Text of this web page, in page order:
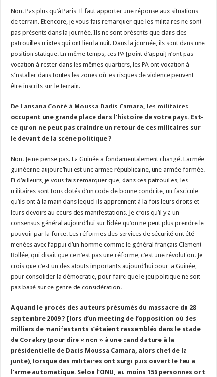
Non. Pas plus qu’à Paris. Il faut apporter une réponse aux situations
de terrain. Et encore, je vous fais remarquer que les militaires ne sont
pas présents dans la journée. Ils ne sont présents que dans des
patrouilles mixtes qui ont lieu la nuit. Dans la journée, ils sont dans une
position statique. En même temps, ces PA [point d’appui] n’ont pas
vocation à rester dans les mêmes quartiers, les PA ont vocation à
s’installer dans toutes les zones où les risques de violence peuvent
être inscrits sur le terrain.
De Lansana Conté à Moussa Dadis Camara, les militaires
occupent une grande place dans l’histoire de votre pays. Est-
ce qu’on ne peut pas craindre un retour de ces militaires sur
le devant de la scène politique ?
Non. Je ne pense pas. La Guinée a fondamentalement changé. L’armée
guinéenne aujourd’hui est une armée républicaine, une armée formée.
Et d’ailleurs, je vous fais remarquer que, dans ces patrouilles, les
militaires sont tous dotés d’un code de bonne conduite, un fascicule
qu’ils ont à la main dans lequel ils apprennent à la fois leurs droits et
leurs devoirs au cours des manifestations. Je crois qu’il y a un
consensus général aujourd’hui sur l’idée qu’on ne peut plus prendre le
pouvoir par la force. Les réformes des services de sécurité ont été
menées avec l’appui d’un homme comme le général français Clément-
Bollée, qui disait que ce n’est pas une réforme, c’est une révolution. Je
crois que c’est un des atouts importants aujourd’hui pour la Guinée,
pour consolider la démocratie, pour faire que le jeu politique ne soit
pas basé sur ce genre de considération.
A quand le procès des auteurs présumés du massacre du 28
septembre 2009 ? [lors d’un meeting de l’opposition où des
milliers de manifestants s’étaient rassemblés dans le stade
de Conakry (pour dire « non » à une candidature à la
présidentielle de Dadis Moussa Camara, alors chef de la
junte), lorsque des militaires ont surgi puis ouvert le feu à
l’arme automatique. Selon l’ONU, au moins 156 personnes ont